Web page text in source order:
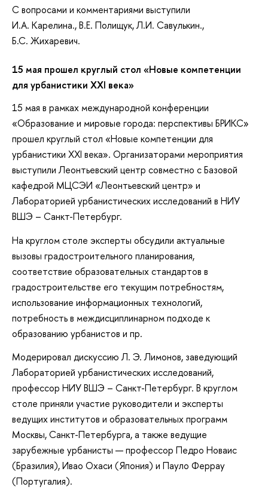
С вопросами и комментариями выступили
И.А. Карелина., В.Е. Полищук, Л.И. Савулькин.,
Б.С. Жихаревич.
15 мая прошел круглый стол «Новые компетенции
для урбанистики XXI века»
15 мая в рамках международной конференции
«Образование и мировые города: перспективы БРИКС»
прошел круглый стол «Новые компетенции для
урбанистики XXI века». Организаторами мероприятия
выступили Леонтьевский центр совместно с Базовой
кафедрой МЦСЭИ «Леонтьевский центр» и
Лабораторией урбанистических исследований в НИУ
ВШЭ – Санкт-Петербург.
На круглом столе эксперты обсудили актуальные
вызовы градостроительного планирования,
соответствие образовательных стандартов в
градостроительстве его текущим потребностям,
использование информационных технологий,
потребность в междисциплинарном подходе к
образованию урбанистов и пр.
Модерировал дискуссию Л. Э. Лимонов, заведующий
Лабораторией урбанистических исследований,
профессор НИУ ВШЭ – Санкт-Петербург. В круглом
столе приняли участие руководители и эксперты
ведущих институтов и образовательных программ
Москвы, Санкт-Петербурга, а также ведущие
зарубежные урбанисты — профессор Педро Новаис
(Бразилия), Ивао Охаси (Япония) и Пауло Феррау
(Португалия).